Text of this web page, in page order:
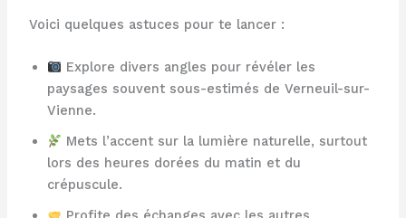
Voici quelques astuces pour te lancer :
Explore divers angles pour révéler les
paysages souvent sous-estimés de Verneuil-sur-
Vienne.
Mets l’accent sur la lumière naturelle, surtout
lors des heures dorées du matin et du
crépuscule.